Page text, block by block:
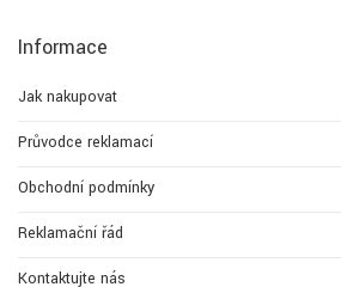
Informace
Jak nakupovat
Průvodce reklamací
Obchodní podmínky
Reklamační řád
Kontaktujte nás